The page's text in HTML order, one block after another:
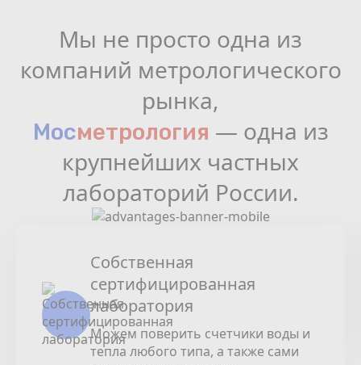
Мы не просто одна из
компаний метрологического
рынка,
Мосмeтрология — одна из
крупнейших частных
лабораторий России.
Собственная
сертифицированная
лаборатория
Можем поверить счетчики воды и
тепла любого типа, а также сами